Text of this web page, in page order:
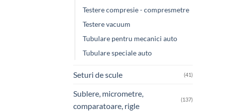
Testere compresie - compresmetre
Testere vacuum
Tubulare pentru mecanici auto
Tubulare speciale auto
Seturi de scule (41)
Sublere, micrometre,
comparatoare, rigle
(137)